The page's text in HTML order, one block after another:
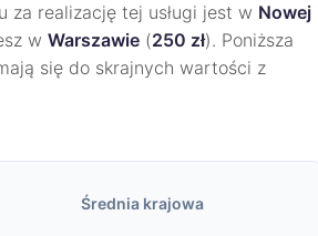
za realizację tej usługi jest w Nowej
w Warszawie (250 zł). Poniższa
się do skrajnych wartości z
Średnia krajowa